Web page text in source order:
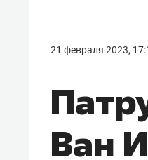
21 февраля 2023,
Ван